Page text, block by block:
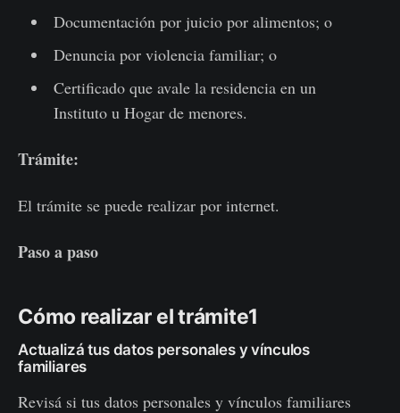
Documentación por juicio por alimentos; o
Denuncia por violencia familiar; o
Certificado que avale la residencia en un
Instituto u Hogar de menores.
Trámite:
El trámite se puede realizar por internet.
Paso a paso
Cómo realizar el trámite1
Actualizá tus datos personales y vínculos
familiares
Revisá si tus datos personales y vínculos familiares